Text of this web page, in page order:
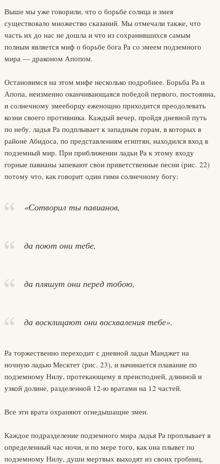
Выше мы уже говорили, что о борьбе солнца и змея
существовало множество сказаний. Мы отмечали также, что
часть их до нас не дошла и что из сохранившихся самым
полным является миф о борьбе бога Ра со змеем подземного
мира — драконом Апопом.
Остановимся на этом мифе несколько подробнее. Борьба Ра и
Апопа, неизменно оканчивающаяся победой первого, постоянна,
и солнечному змееборцу еженощно приходится преодолевать
козни своего противника. Каждый вечер, пройдя дневной путь
по небу, ладья Ра подплывает к западным горам, в которых в
районе Абидоса, по представлениям египтян, находился вход в
подземный мир. При приближении ладьи Ра к этому входу
горные павианы запевают свои приветственные песни (рис. 22)
потому что, как говорит один гимн солнечному богу:
«Сотворил ты павианов,
да поют они тебе,
да пляшут они перед тобою,
да восклицают они восхваления тебе».
Ра торжественно переходит с дневной ладьи Манджет на
ночную ладью Месктет (рис. 23), и начинается плавание по
подземному Нилу, протекающему в преисподней, длинной и
узкой долине, разделенной 12-ю вратами на 12 частей.
Все эти врата охраняют огнедышащие змеи.
Каждое подразделение подземного мира ладья Ра проплывает в
определенный час ночи, и по мере того, как она плывет по
подземному Нилу, души мертвых выходят из своих гробниц,